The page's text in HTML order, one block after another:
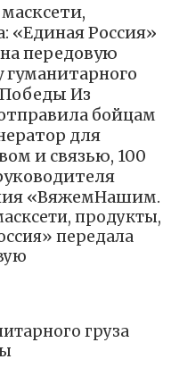
«Единая Россия»
передовую
Из
бойцам
для
и связью, 100
«ВяжемНашим.
продукты,
передала
груза